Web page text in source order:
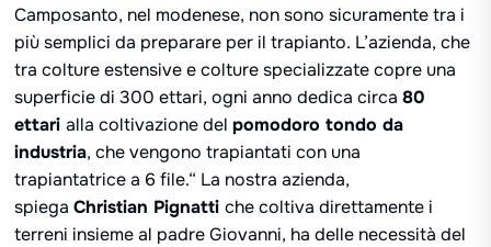
Camposanto, nel modenese, non sono sicuramente tra i
più semplici da preparare per il trapianto. L’azienda, che
tra colture estensive e colture specializzate copre una
superficie di 300 ettari, ogni anno dedica circa80
ettarialla coltivazione delpomodoro tondo da
industria, che vengono trapiantati con una
trapiantatrice a 6 file.“ La nostra azienda,
spiegaChristian Pignattiche coltiva direttamente i
terreni insieme al padre Giovanni, ha delle necessità del